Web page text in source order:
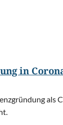
in
als